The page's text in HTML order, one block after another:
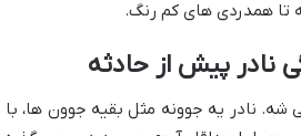
تا همدردی های کم رنگ.
شه. نادر یه جوونه مثل بقیه جوون ها،